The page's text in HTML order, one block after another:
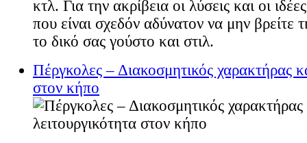
κτλ. Για την ακρίβεια οι λύσεις και οι
που είναι σχεδόν αδύνατον να μην βρείτε
το δικό σας γούστο και στιλ.
Πέργκολες – Διακοσμητικός χαρακτήρας
στον κήπο